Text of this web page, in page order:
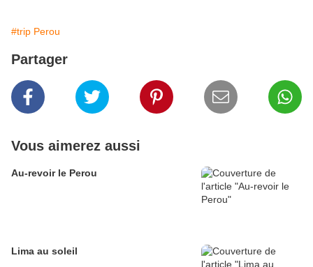
#trip Perou
Partager
Vous aimerez aussi
Au-revoir le Perou
Lima au soleil